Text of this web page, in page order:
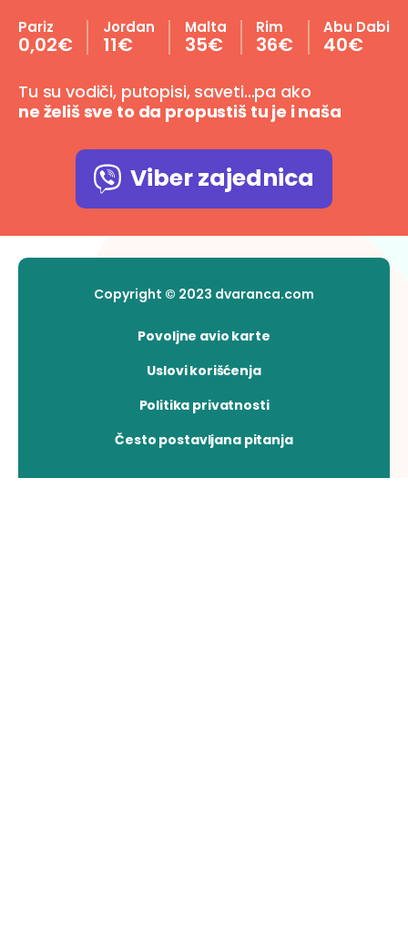
Pariz
0,02€
Jordan
11€
Malta
35€
Rim
36€
Abu Dabi
40€
Tu su vodiči, putopisi, saveti…pa ako
ne želiš sve to da propustiš tu je i naša
Viber zajednica
Copyright © 2023 dvaranca.com
Povoljne avio karte
Uslovi korišćenja
Politika privatnosti
Često postavljana pitanja